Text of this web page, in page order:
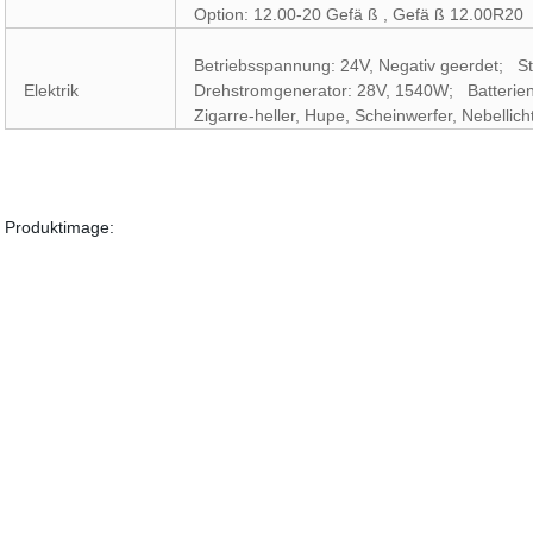
Option: 12.00-20 Gefä ß , Gefä ß 12.00R20
Elektrik
Betriebsspannung: 24V, Negativ geerdet;
Drehstromgenerator: 28V, 1540W;
Zigarre-heller, Hupe, Scheinwerfer,
Produktimage: